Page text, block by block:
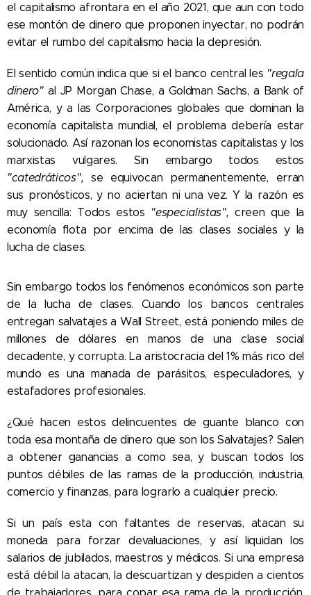
el capitalismo afrontara en el año 2021, que aun con todo
ese montón de dinero que proponen inyectar, no podrán
evitar el rumbo del capitalismo hacia la depresión.
El sentido común indica que si el banco central les "regala
dinero" al JP Morgan Chase, a Goldman Sachs, a Bank of
América, y a las Corporaciones globales que dominan la
economía capitalista mundial, el problema debería estar
solucionado. Así razonan los economistas capitalistas y los
marxistas vulgares. Sin embargo todos estos
"catedráticos", se equivocan permanentemente, erran
sus pronósticos, y no aciertan ni una vez. Y la razón es
muy sencilla: Todos estos "especialistas", creen que la
economía flota por encima de las clases sociales y la
lucha de clases.
Sin embargo todos los fenómenos económicos son parte
de la lucha de clases. Cuando los bancos centrales
entregan salvatajes a Wall Street, está poniendo miles de
millones de dólares en manos de una clase social
decadente, y corrupta. La aristocracia del 1% más rico del
mundo es una manada de parásitos, especuladores, y
estafadores profesionales.
¿Qué hacen estos delincuentes de guante blanco con
toda esa montaña de dinero que son los Salvatajes? Salen
a obtener ganancias a como sea, y buscan todos los
puntos débiles de las ramas de la producción, industria,
comercio y finanzas, para lograrlo a cualquier precio.
Si un país esta con faltantes de reservas, atacan su
moneda para forzar devaluaciones, y así liquidan los
salarios de jubilados, maestros y médicos. Si una empresa
está débil la atacan, la descuartizan y despiden a cientos